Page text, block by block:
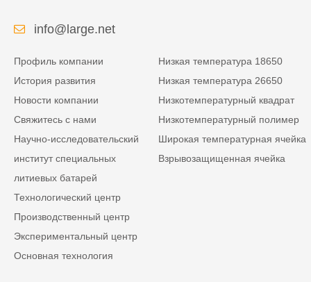
info@large.net
Профиль компании
История развития
Новости компании
Свяжитесь с нами
Научно-исследовательский
институт специальных
литиевых батарей
Технологический центр
Производственный центр
Экспериментальный центр
Основная технология
Низкая температура 18650
Низкая температура 26650
Низкотемпературный квадрат
Низкотемпературный полимер
Широкая температурная ячейка
Взрывозащищенная ячейка